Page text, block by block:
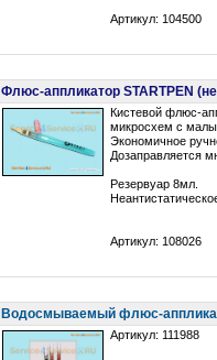
Артикул: 104500
Флюс-аппликатор STARTPEN
Кистевой флюс-
микросхем с
Экономичное
Дозаправляется
Резервуар 8мл.
Артикул: 108026
Водосмываемый флюс-
Артикул: 111988